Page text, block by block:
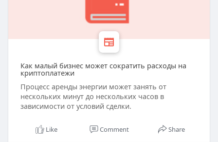
Как малый бизнес может сократить расходы на
криптоплатежи
Процесс аренды энергии может занять от
нескольких минут до нескольких часов в
зависимости от условий сделки.
Like Comment Share